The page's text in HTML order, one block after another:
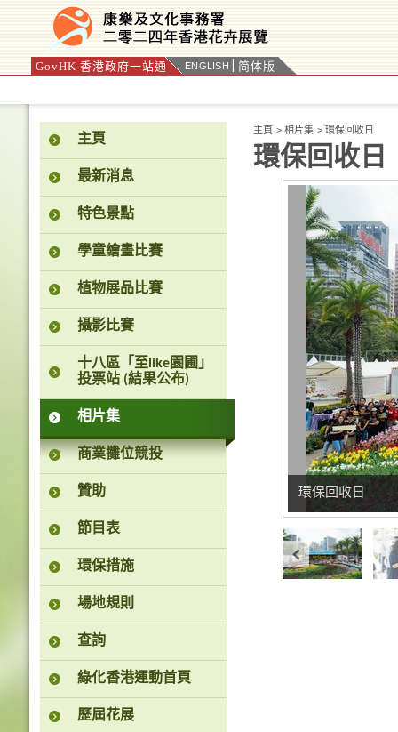
GovHK 香港政府一站通 ENGLISH 简体版
按“Tab”進入菜單
主頁
最新消息
特色景點
學童繪畫比賽
植物展品比賽
攝影比賽
十八區「至like園圃」
投票站 (結果公布)
相片集
商業攤位競投
贊助
節目表
環保措施
場地規則
查詢
綠化香港運動首頁
歷屆花展
主頁 > 相片集 > 環保回收日
環保回收日
環保回收日